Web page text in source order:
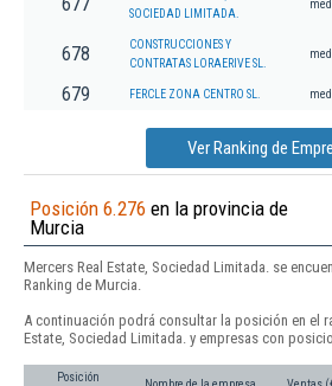
SOCIEDAD LIMITADA.
678
CONSTRUCCIONES Y
CONTRATAS LORAERIVE SL.
679 FERCLE ZONA CENTRO SL.
Ver Ranking de
Posición 6.276 en la provincia de
Murcia
Mercers Real Estate, Sociedad Limitada. se
Ranking de Murcia.
A continuación podrá consultar la posición en el
Estate, Sociedad Limitada. y empresas con
Posición